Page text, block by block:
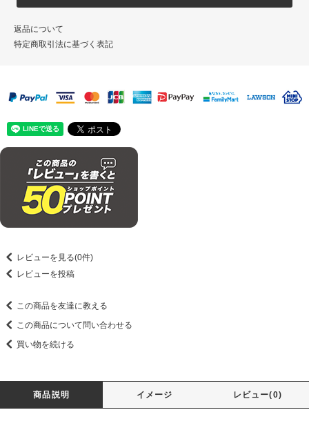
返品について
特定商取引法に基づく表記
レビューを見る(0件)
レビューを投稿
この商品を友達に教える
この商品について問い合わせる
買い物を続ける
商品説明 イメージ レビュー(0)